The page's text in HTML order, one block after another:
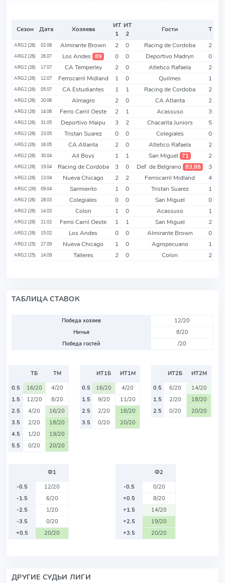
Сезон Дата Хозяева
ИТ
1
ИТ
2
Гости Т
ARG2 (26) 02.08 Almirante Brown 2 0 Racing de Cordoba 2
ARG2 (26) 26.07 Los Andes 89 0 0 Deportivo Madryn 0
ARG2 (26) 17.07 CA Temperley 2 0 Atletico Rafaela 2
ARG2 (26) 12.07 Ferrocarril Midland 1 0 Quilmes 1
ARG2 (26) 05.07 CA Estudiantes 1 1 Racing de Cordoba 2
ARG2 (26) 20.06 Almagro 2 0 CA Atlanta 2
ARG2 (26) 14.06 Ferro Carril Oeste 2 1 Acassuso 3
ARG2 (26) 31.05 Deportivo Maipu 3 2 Chacarita Juniors 5
ARG2 (26) 23.05 Tristan Suarez 0 0 Colegiales 0
ARG2 (26) 16.05 CA Atlanta 2 0 Atletico Rafaela 2
ARG2 (26) 30.04 All Boys 1 1 San Miguel 71 2
ARG2 (26) 19.04 Racing de Cordoba 3 0 Def. de Belgrano 83,88 3
ARG2 (26) 13.04 Nueva Chicago 2 2 Ferrocarril Midland 4
ARGC (26) 09.04 Sarmiento 1 0 Tristan Suarez 1
ARG2 (26) 28.03 Colegiales 0 0 San Miguel 0
ARG2 (26) 14.03 Colon 1 0 Acassuso 1
ARG2 (26) 21.02 Ferro Carril Oeste 1 1 San Miguel 2
ARG2 (26) 15.02 Los Andes 0 0 Almirante Brown 0
ARG2 (25) 27.09 Nueva Chicago 1 0 Agropecuario 1
ARG2 (25) 14.09 Talleres 2 0 Colon 2
ТАБЛИЦА СТАВОК
Победа хозяев
12/20
Ничья
8/20
Победа гостей
/20
ТБ
ТМ
0.5
16/20
4/20
1.5
12/20
8/20
2.5
4/20
16/20
3.5
2/20
18/20
4.5
1/20
19/20
5.5
0/20 20/20
ИТ1Б
ИТ1М
0.5
16/20
4/20
1.5
9/20
11/20
2.5
2/20
18/20
3.5
0/20 20/20
ИТ2Б
ИТ2М
0.5
6/20
14/20
1.5
2/20
18/20
2.5
0/20 20/20
Ф1
-0.5
12/20
-1.5
6/20
-2.5
1/20
-3.5
0/20
+0.5
20/20
Ф2
-0.5
0/20
+0.5
8/20
+1.5
14/20
+2.5
19/20
+3.5
20/20
ДРУГИЕ СУДЬИ ЛИГИ